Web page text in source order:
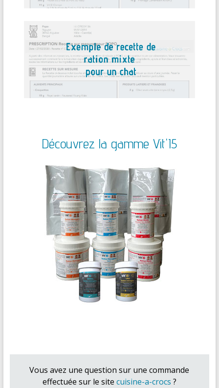
Découvrez la gamme Vit'I5
Vous avez une question sur une commande
effectuée sur le site cuisine-a-crocs ?